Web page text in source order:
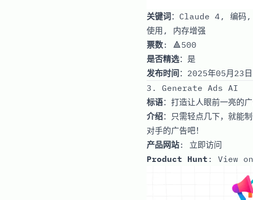
关键词：Claude 4, 编
使用, 内存增强
票数: 🔺500
是否精选：是
发布时间 ：2025年05月23
3. Generate Ads AI
标语：打造让人眼前一亮的
介绍：只需轻点几下，就能
对手的广告吧！
产品网站: 立即访问
Product Hunt : View